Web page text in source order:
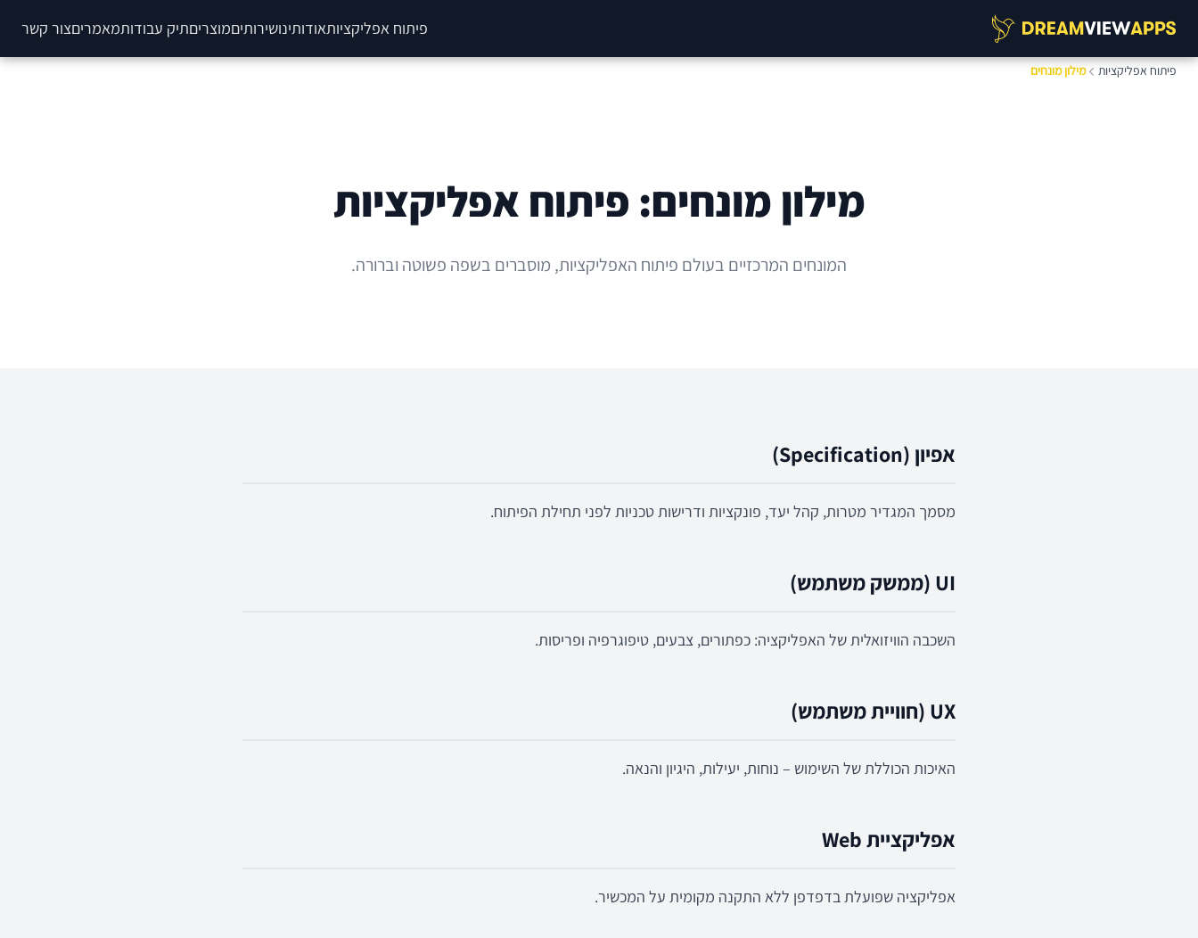
פיתוח אפליקציותאודותינושירותיםמוצריםתיק עבודותמאמריםצור קשר
פיתוח אפליקציות מילון מונחים
מילון מונחים: פיתוח אפליקציות
המונחים המרכזיים בעולם פיתוח האפליקציות, מוסברים בשפה פשוטה וברורה.
אפיון (Specification)
מסמך המגדיר מטרות, קהל יעד, פונקציות ודרישות טכניות לפני תחילת הפיתוח.
UI (ממשק משתמש)
השכבה הוויזואלית של האפליקציה: כפתורים, צבעים, טיפוגרפיה ופריסות.
UX (חוויית משתמש)
האיכות הכוללת של השימוש – נוחות, יעילות, היגיון והנאה.
אפליקציית Web
אפליקציה שפועלת בדפדפן ללא התקנה מקומית על המכשיר.